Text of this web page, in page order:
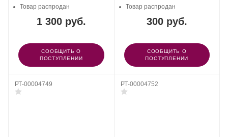
1 300 руб.
Товар распродан
СООБЩИТЬ О
ПОСТУПЛЕНИИ
300 руб.
Товар распродан
СООБЩИТЬ О
ПОСТУПЛЕНИИ
РТ-00004749 РТ-00004752